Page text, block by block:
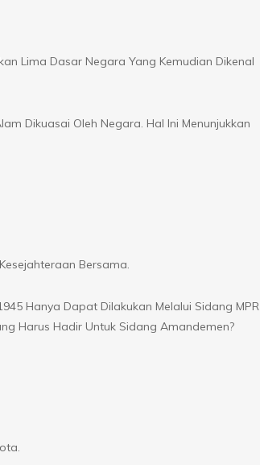
Lima Dasar Negara Yang Kemudian Dikenal
Dikuasai Oleh Negara. Hal Ini Menunjukkan
Bersama.
Hanya Dapat Dilakukan Melalui Sidang MPR
Harus Hadir Untuk Sidang Amandemen?